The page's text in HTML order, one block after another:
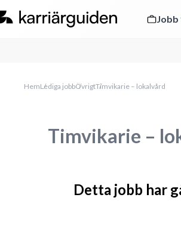
Jobb
HemLediga jobbÖvrigtTimvikarie – lokalvård
Timvikarie –
Detta jobb har